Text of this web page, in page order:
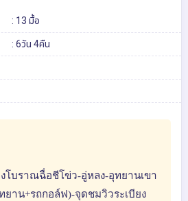
: 13 มื้อ
: 6วัน 4คืน
งโบราณฉื่อชีโข่ว-อู่หลง-อุทยานเขา
าน+รถกอล์ฟ)-จุดชมวิวระเบียง